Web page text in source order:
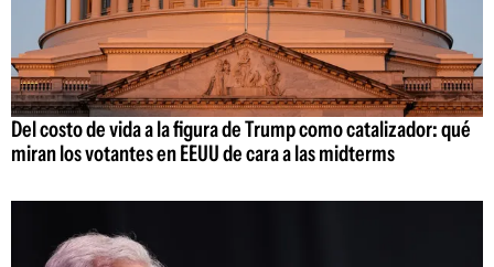
Del costo de vida a la figura de Trump como catalizador: qué
miran los votantes en EEUU de cara a las midterms